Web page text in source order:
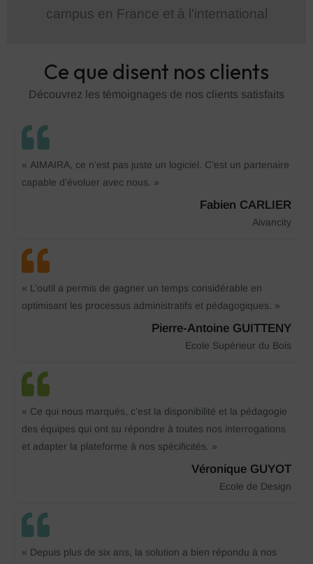
campus en France et à l'international
Ce que disent nos clients
Découvrez les témoignages de nos clients satisfaits
« AIMAIRA, ce n’est pas juste un logiciel. C’est un partenaire
capable d’évoluer avec nous. »
Fabien CARLIER
Aivancity
« L’outil a permis de gagner un temps considérable en
optimisant les processus administratifs et pédagogiques. »
Pierre-Antoine GUITTENY
Ecole Supérieur du Bois
« Ce qui nous marqués, c’est la disponibilité et la pédagogie
des équipes qui ont su répondre à toutes nos interrogations
et adapter la plateforme à nos spécificités. »
Véronique GUYOT
Ecole de Design
« Depuis plus de six ans, la solution a bien répondu à nos